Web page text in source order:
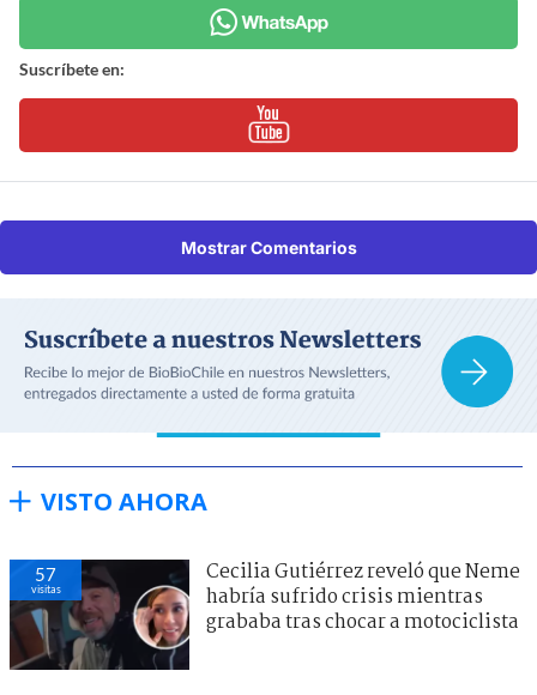
Suscríbete en:
Mostrar Comentarios
VISTO AHORA
57
visitas
Cecilia Gutiérrez reveló que Neme
habría sufrido crisis mientras
grababa tras chocar a motociclista